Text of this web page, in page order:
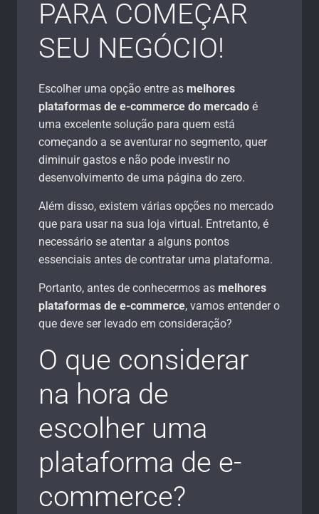
PARA COMEÇAR
SEU NEGÓCIO!
Escolher uma opção entre as melhores
plataformas de e-commerce do mercado é
uma excelente solução para quem está
começando a se aventurar no segmento, quer
diminuir gastos e não pode investir no
desenvolvimento de uma página do zero.
Além disso, existem várias opções no mercado
que para usar na sua loja virtual. Entretanto, é
necessário se atentar a alguns pontos
essenciais antes de contratar uma plataforma.
Portanto, antes de conhecermos as melhores
plataformas de e-commerce, vamos entender o
que deve ser levado em consideração?
O que considerar
na hora de
escolher uma
plataforma de e-
commerce?